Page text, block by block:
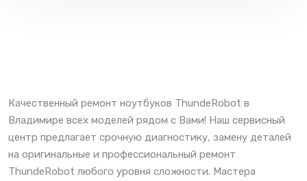
Качественный ремонт ноутбуков ThundeRobot в
Владимире всех моделей рядом с Вами! Наш сервисный
центр предлагает срочную диагностику, замену деталей
на оригинальные и профессиональный ремонт
ThundeRobot любого уровня сложности. Мастера